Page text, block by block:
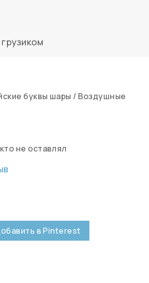
буквы шары / Воздушные
не оставлял
в Pinterest